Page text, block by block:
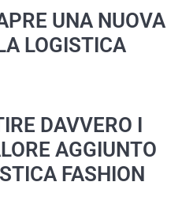
UNA NUOVA
LOGISTICA
DAVVERO I
AGGIUNTO
FASHION